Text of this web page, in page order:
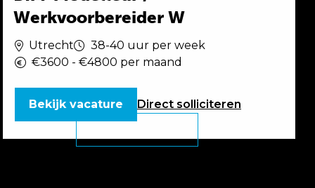
Werkvoorbereider W
Utrecht
38-40 uur per week
€3600 - €4800 per maand
Direct solliciteren
Bekijk vacature